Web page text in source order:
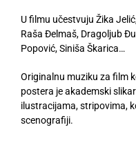
U filmu učestvuju Žika
Raša Đelmaš, Dragoljub
Popović, Siniša Škarica…
Originalnu muziku za film
postera je akademski
ilustracijama, stripovima,
scenografiji.